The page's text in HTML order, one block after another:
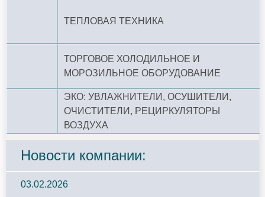
ТЕПЛОВАЯ ТЕХНИКА
ТОРГОВОЕ ХОЛОДИЛЬНОЕ И
МОРОЗИЛЬНОЕ ОБОРУДОВАНИЕ
ЭКО: УВЛАЖНИТЕЛИ, ОСУШИТЕЛИ,
ОЧИСТИТЕЛИ, РЕЦИРКУЛЯТОРЫ
ВОЗДУХА
Новости компании:
03.02.2026